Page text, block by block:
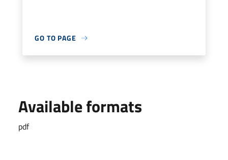
GO TO PAGE
Available formats
pdf